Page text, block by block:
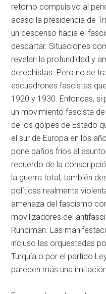
retorno compulsivo al
acaso la presidencia de
un descenso hacia el
descartar. Situaciones
revelan la profundidad y
derechistas. Pero no se
escuadrones fascistas
1920 y 1930. Entonces,
un movimiento fascista
de los golpes de Estado
el sur de Europa en los
pone paños fríos al
recuerdo de la
la guerra total, también
políticas realmente
amenaza del fascismo
movilizadores del
Runciman. Las
incluso las orquestadas
Turquía o por el partido
parecen más una